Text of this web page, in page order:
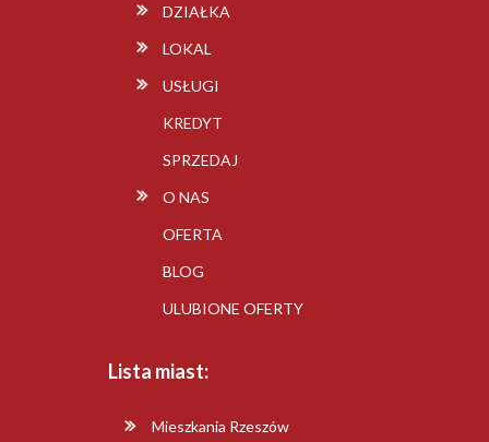
DZIAŁKA
LOKAL
USŁUGI
KREDYT
SPRZEDAJ
O NAS
OFERTA
BLOG
ULUBIONE OFERTY
Lista miast:
Mieszkania Rzeszów